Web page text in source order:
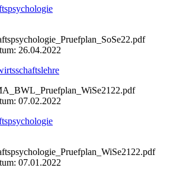
26.04.2022
07.02.2022
07.01.2022